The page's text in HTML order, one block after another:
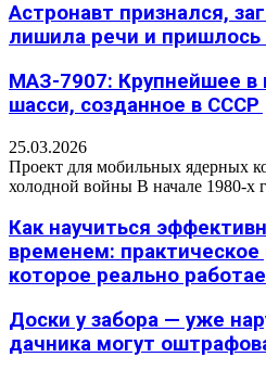
Астронавт признался,
лишила речи и пришлось
МАЗ-7907: Крупнейшее в
шасси, созданное в СССР
25.03.2026
Проект для мобильных ядерных
холодной войны В начале 1980-х
Как научиться
временем: практическое
которое реально
Доски у забора — уже
дачника могут